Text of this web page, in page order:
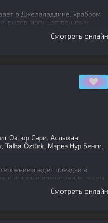
о Джелаладдине, храбром
вызов могущественному
Юный
Смотреть онлайн
Озгюр Сари, Аслыхан
Öztürk, Мэрвэ Нур Бенги,
ждет поездки в
и новые впечатления, в том
Смотреть онлайн